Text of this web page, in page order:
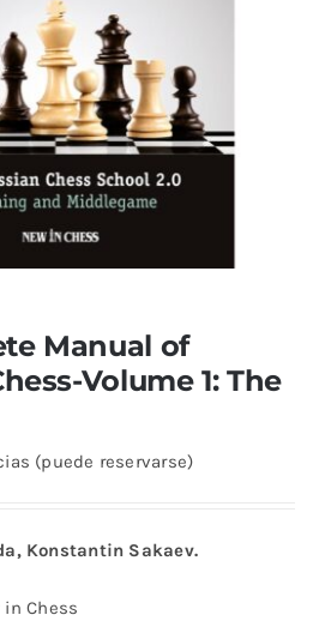
Manual of
Volume 1: The
(puede reservarse)
Konstantin Sakaev.
in Chess